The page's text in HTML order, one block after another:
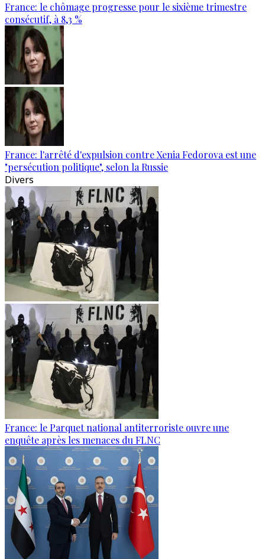
France: le chômage progresse pour le sixième trimestre
consécutif, à 8,3 %
France: l'arrêté d'expulsion contre Xenia Fedorova est une
"persécution politique", selon la Russie
Divers
France: le Parquet national antiterroriste ouvre une
enquête après les menaces du FLNC